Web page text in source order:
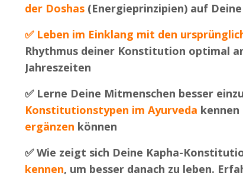
der Doshas (Energieprinzipien) auf
✅ Leben im Einklang mit den
Rhythmus deiner Konstitution optimal
Jahreszeiten
✅ Lerne Deine Mitmenschen besser
Konstitutionstypen im Ayurveda kennen
ergänzen können
✅Wie zeigt sich Deine Kapha-
kennen, um besser danach zu leben.